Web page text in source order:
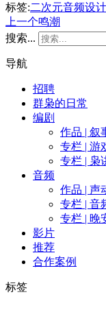
标签:二次元音频设计
上一个鸣潮
搜索...
导航
招聘
群枭的日常
编剧
作品 | 叙
专栏 | 游
专栏 | 枭
音频
作品 | 声
专栏 | 音
专栏 | 晚
影片
推荐
合作案例
标签